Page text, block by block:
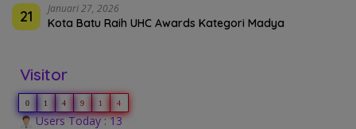
21 Januari 27, 2026
Kota Batu Raih UHC Awards Kategori Madya
Visitor
0 1 4 9 1 4
Users Today : 13